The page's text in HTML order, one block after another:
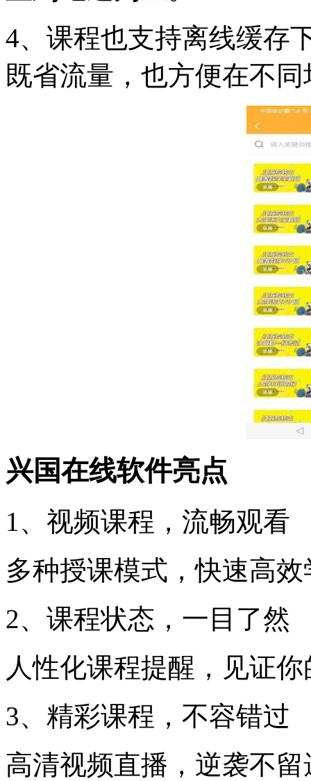
4、课程也支持离线缓存
既省流量，也方便在不
兴国在线软件亮点
1、视频课程，流畅观看
多种授课模式，快速高
2、课程状态，一目了然
人性化课程提醒，见证
3、精彩课程，不容错过
高清视频直播，逆袭不